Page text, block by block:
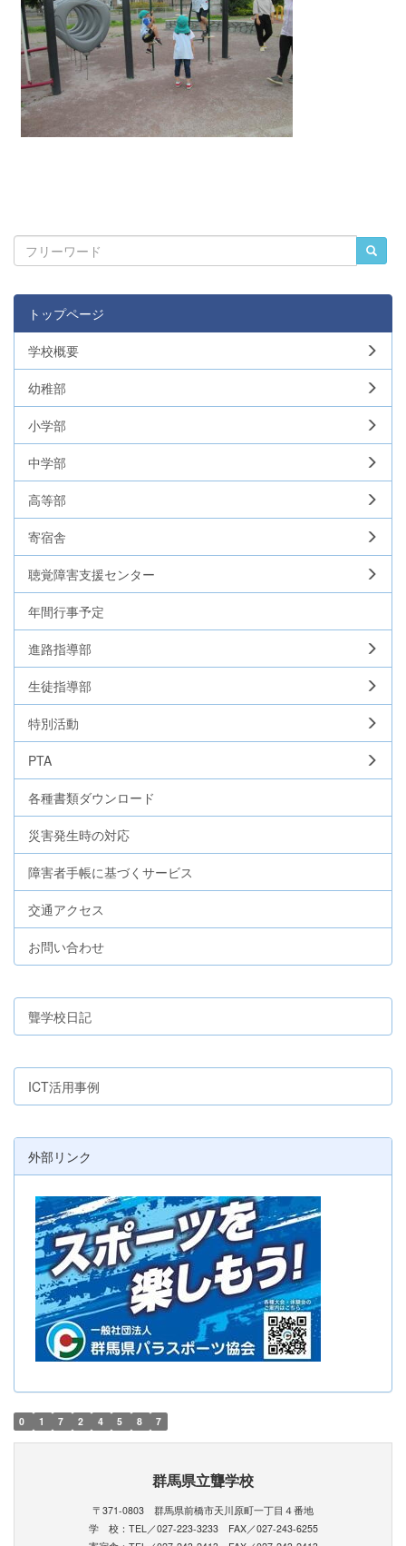
トップページ
学校概要
幼稚部
小学部
中学部
高等部
寄宿舎
聴覚障害支援センター
年間行事予定
進路指導部
生徒指導部
特別活動
PTA
各種書類ダウンロード
災害発生時の対応
障害者手帳に基づくサービス
交通アクセス
お問い合わせ
聾学校日記
ICT活用事例
外部リンク
0 1 7 2 4 5 8 7
群馬県立聾学校
〒371-0803 群馬県前橋市天川原町一丁目４番地
学 校：TEL／027-223-3233 FAX／027-243-6255